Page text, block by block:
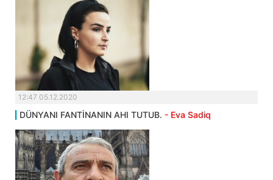
12:47 05.12.2020
DÜNYANI FANTİNANIN AHI TUTUB. - Eva Sadiq